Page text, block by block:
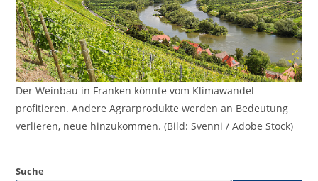
Der Weinbau in Franken könnte vom Klimawandel
profitieren. Andere Agrarprodukte werden an Bedeutung
verlieren, neue hinzukommen. (Bild: Svenni / Adobe Stock)
Suche